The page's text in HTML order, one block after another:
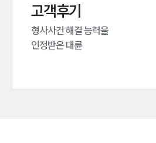
고객후기
형사사건 해결 능력을
인정받은 대륜